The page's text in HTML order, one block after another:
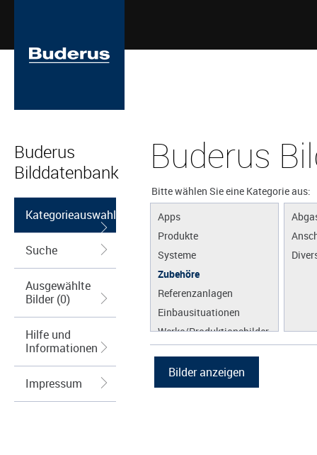
Buderus
Bilddatenbank
Kategorieauswahl
Suche
Ausgewählte
Bilder (0)
Hilfe und
Informationen
Impressum
Buderus
Bitte wählen Sie eine Kategorie aus:
Apps
Produkte
Systeme
Zubehöre
Referenzanlagen
Einbausituationen
Werke/Produktionsbilder
Grafiken